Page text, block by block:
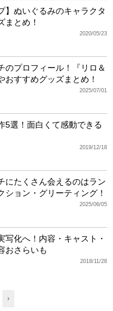
】ぬいぐるみのキャラクタ
まとめ！
2020/05/23
のプロフィール！『リロ＆
おすすめグッズまとめ！
2025/07/01
5選！面白くて感動できる
2019/12/18
にたくさん会えるのはラン
ション・グリーティング！
2025/06/05
写化へ！内容・キャスト・
おさらいも
2018/11/28
›